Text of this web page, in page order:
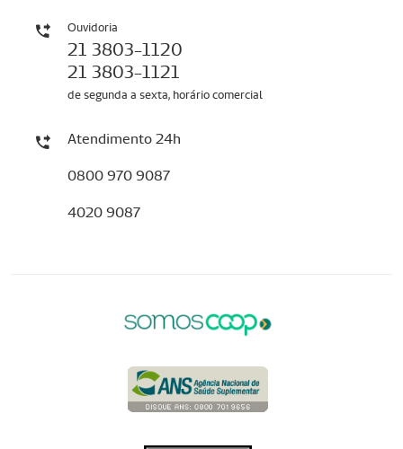
Ouvidoria
21 3803-1120
21 3803-1121
de segunda a sexta, horário comercial
Atendimento 24h
0800 970 9087
4020 9087